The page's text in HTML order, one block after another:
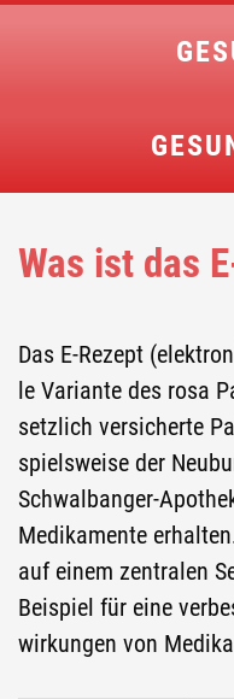
Was ist das
Das E-​Rezept
le Va­ri­an­te des rosa
setz­lich ver­si­cher­te
spiels­wei­se der
Schwalbanger-​
Me­di­ka­men­te
auf einem zen­tra­len
Bei­spiel für eine
wir­kun­gen von